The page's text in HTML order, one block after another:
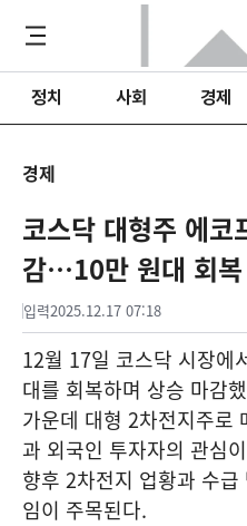
정치 사회 경제
경제
코스닥 대형주 에
감…10만 원대 회복
입력2025.12.17 07:18
12월 17일 코스닥 시장에
대를 회복하며 상승 마감
가운데 대형 2차전지주로
과 외국인 투자자의 관심
향후 2차전지 업황과 수
임이 주목된다.